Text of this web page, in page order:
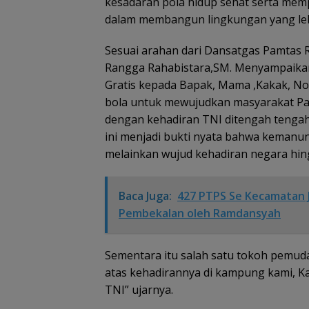
dalam membangun lingkungan yang
Sesuai arahan dari Dansatgas Pamtas
Rangga Rahabistara,SM.
Gratis kepada Bapak, Mama ,Kakak,
bola untuk mewujudkan masyarakat
dengan kehadiran TNI ditengah
ini menjadi bukti nyata bahwa
melainkan wujud kehadiran negara
Baca Juga: 427 PTPS Se
Pembekalan oleh Ramdansyah
Sementara itu salah satu tokoh
atas kehadirannya di kampung kami,
TNI” ujarnya.